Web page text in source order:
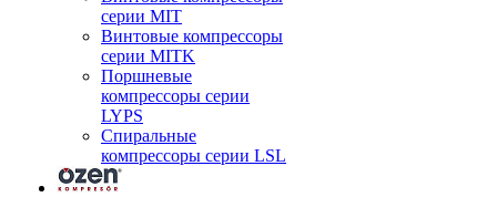
серии MIT
Винтовые компрессоры
серии MITK
Поршневые
компрессоры серии
LYPS
Спиральные
компрессоры серии LSL